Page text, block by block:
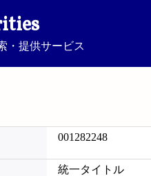
・提供サービス
001282248
統一タイトル